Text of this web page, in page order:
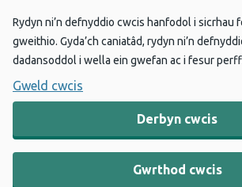
Rydyn ni’n defnyddio cwcis hanfodol i sicrhau
gweithio. Gyda’ch caniatâd, rydyn ni’n
dadansoddol i wella ein gwefan ac i fesur
Gweld cwcis
Derbyn cwcis
Gwrthod cwcis